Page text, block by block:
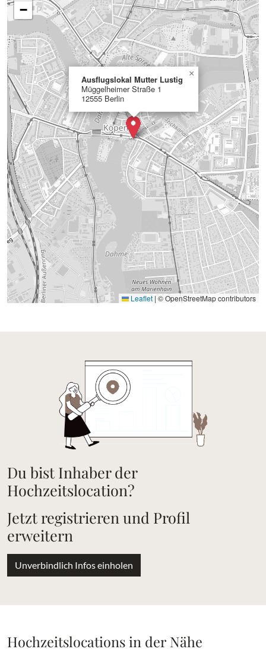
Ausflugslokal Mutter Lustig
Müggelheimer Straße 1
12555 Berlin
×
−
Leaflet | © OpenStreetMap contributors
Du bist Inhaber der
Hochzeitslocation?
Jetzt registrieren und Profil
erweitern
Unverbindlich Infos einholen
Hochzeitslocations in der Nähe